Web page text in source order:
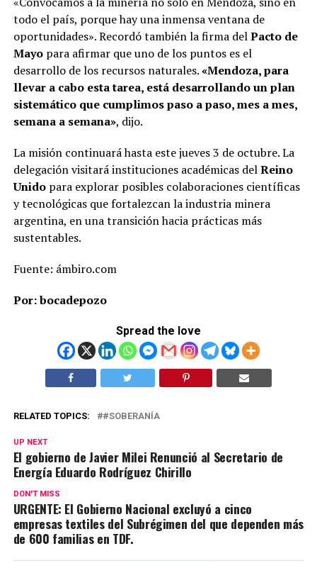
todo el país, porque hay una inmensa ventana de
oportunidades». Recordó también la firma delPacto de
Mayo para afirmar que uno de los puntos es el
desarrollo de los recursos naturales.«Mendoza, para
llevar a cabo esta tarea, está desarrollando un plan
sistemático que cumplimos paso a paso, mes a mes,
semana a semana», dijo.
La misión continuará hasta este jueves 3 de octubre. La
delegación visitará instituciones académicas delReino
Unidopara explorar posibles colaboraciones científicas
y tecnológicas que fortalezcan la industria minera
argentina, en una transición hacia prácticas más
sustentables.
Fuente: ámbiro.com
Por: bocadepozo
Spread the love
RELATED TOPICS: #SOBERANÍA
UP NEXT
El gobierno de Javier Milei Renunció al Secretario de
Energía Eduardo Rodríguez Chirillo
DON'T MISS
URGENTE: El Gobierno Nacional excluyó a cinco
empresas textiles del Subrégimen del que dependen más
de 600 familias en TDF.